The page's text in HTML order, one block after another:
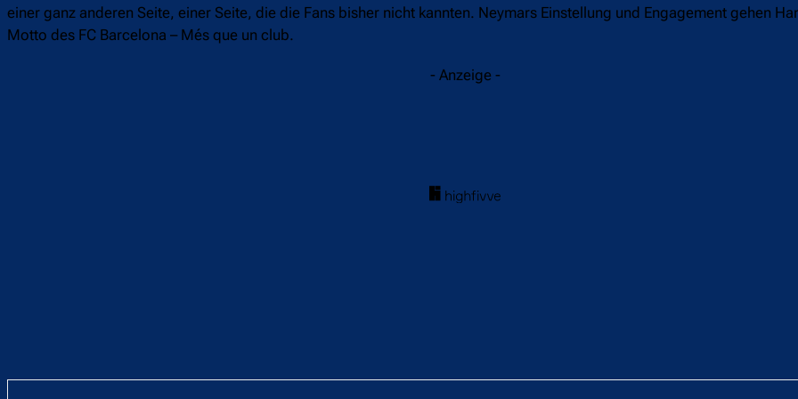
einer ganz anderen Seite, einer Seite, die die Fans bisher nicht kannten. Neymars Einstellung und Engagement gehen
Motto des FC Barcelona – Més que un club.
- Anzeige -